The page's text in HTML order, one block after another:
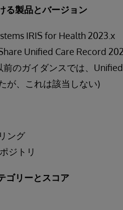
る製品とバージョン
IRIS for Health 2023.x
Unified Care Record
前のガイダンスでは、
が、これは該当しない)
ング
ジトリ
ゴリーとスコア